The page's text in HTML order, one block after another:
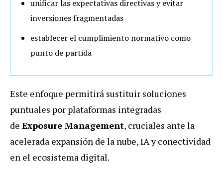
unificar las expectativas directivas y evitar
inversiones fragmentadas
establecer el cumplimiento normativo como
punto de partida
Este enfoque permitirá sustituir soluciones
puntuales por plataformas integradas
de Exposure Management, cruciales ante la
acelerada expansión de la nube, IA y conectividad
en el ecosistema digital.